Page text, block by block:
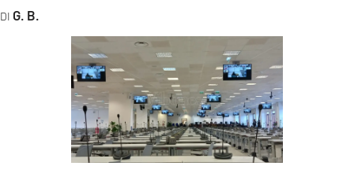
LACPLAY.IT
LACONAIR.IT
LACITYMAG.IT
G. B.